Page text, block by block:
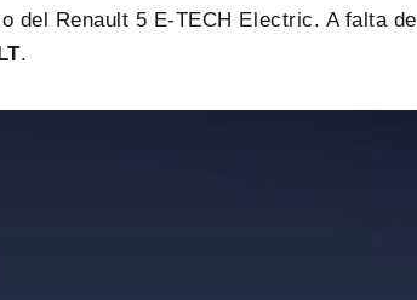
del Renault 5 E-TECH Electric. A falta de
.